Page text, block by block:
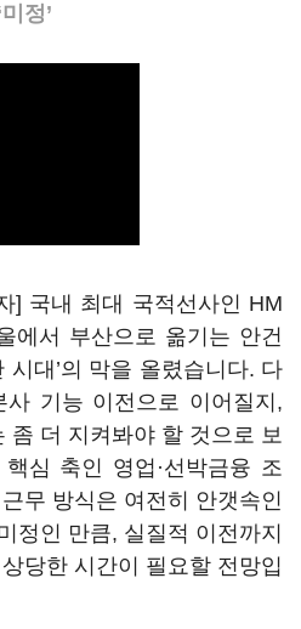
정’
] 국내 최대 국적선사인 HM
에서 부산으로 옮기는 안건
시대’의 막을 올렸습니다. 다
기능 이전으로 이어질지,
좀 더 지켜봐야 할 것으로 보
심 축인 영업·선박금융 조
무 방식은 여전히 안갯속인
정인 만큼, 실질적 이전까지
당한 시간이 필요할 전망입